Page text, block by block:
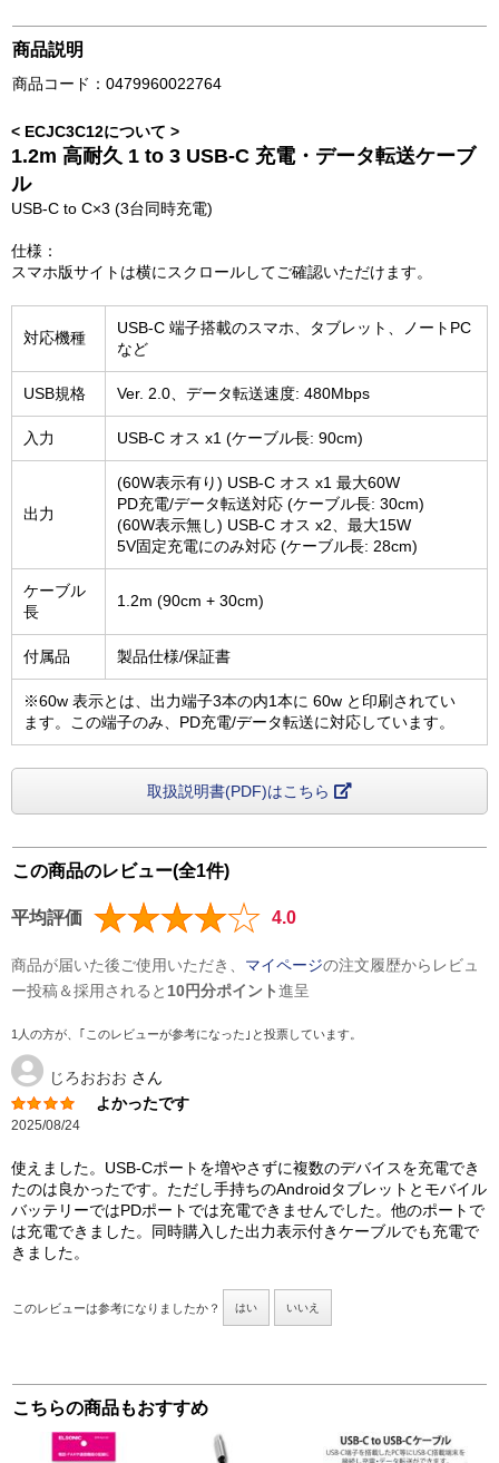
商品説明
商品コード：0479960022764
< ECJC3C12について >
1.2m 高耐久 1 to 3 USB-C 充電・データ転送ケーブ
ル
USB-C to C×3 (3台同時充電)
仕様：
スマホ版サイトは横にスクロールしてご確認いただけます。
対応機種
USB-C 端子搭載のスマホ、タブレット、ノートPC
など
USB規格 Ver. 2.0、データ転送速度: 480Mbps
入力 USB-C オス x1 (ケーブル長: 90cm)
出力
(60W表示有り) USB-C オス x1 最大60W
PD充電/データ転送対応 (ケーブル長: 30cm)
(60W表示無し) USB-C オス x2、最大15W
5V固定充電にのみ対応 (ケーブル長: 28cm)
ケーブル
長
1.2m (90cm + 30cm)
付属品 製品仕様/保証書
※60w 表示とは、出力端子3本の内1本に 60w と印刷されてい
ます。この端子のみ、PD充電/データ転送に対応しています。
取扱説明書(PDF)はこちら
この商品のレビュー(全1件)
平均評価 4.0
商品が届いた後ご使用いただき、 マイページの注文履歴からレビュ
ー投稿＆採用されると 10円分ポイント進呈
1人の方が、｢このレビューが参考になった｣と投票しています。
じろおおお さん
よかったです
2025/08/24
使えました。USB-Cポートを増やさずに複数のデバイスを充電でき
たのは良かったです。ただし手持ちのAndroidタブレットとモバイル
バッテリーではPDポートでは充電できませんでした。他のポートで
は充電できました。同時購入した出力表示付きケーブルでも充電で
きました。
このレビューは参考になりましたか？ はい いいえ
こちらの商品もおすすめ